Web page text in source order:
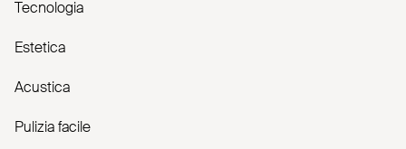
Tecnologia
Estetica
Acustica
Pulizia facile